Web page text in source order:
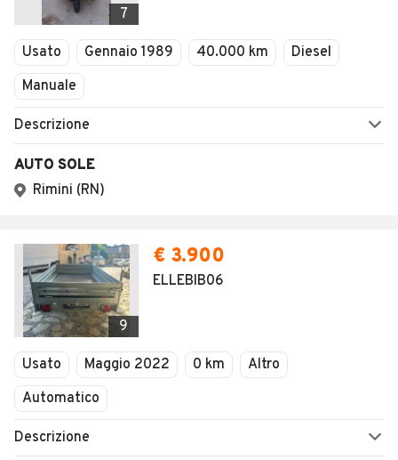
7
Usato Gennaio 1989 40.000 km
Diesel
Manuale
Descrizione
AUTO SOLE
Rimini (RN)
9
€ 3.900
ELLEBIB06
Usato Maggio 2022 0 km
Altro
Automatico
Descrizione